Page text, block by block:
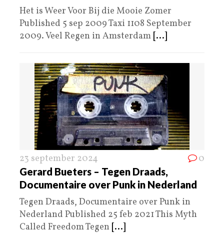
Het is Weer Voor Bij die Mooie Zomer
Published 5 sep 2009 Taxi 1108 September
2009. Veel Regen in Amsterdam [...]
23 september 2024 0
Gerard Bueters – Tegen Draads,
Documentaire over Punk in Nederland
Tegen Draads, Documentaire over Punk in
Nederland Published 25 feb 2021 This Myth
Called Freedom Tegen [...]